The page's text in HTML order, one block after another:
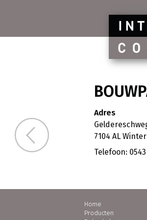
Adres
7104 AL
Telefoon: 0543
BouwPartner Hout- en
Home
Producten